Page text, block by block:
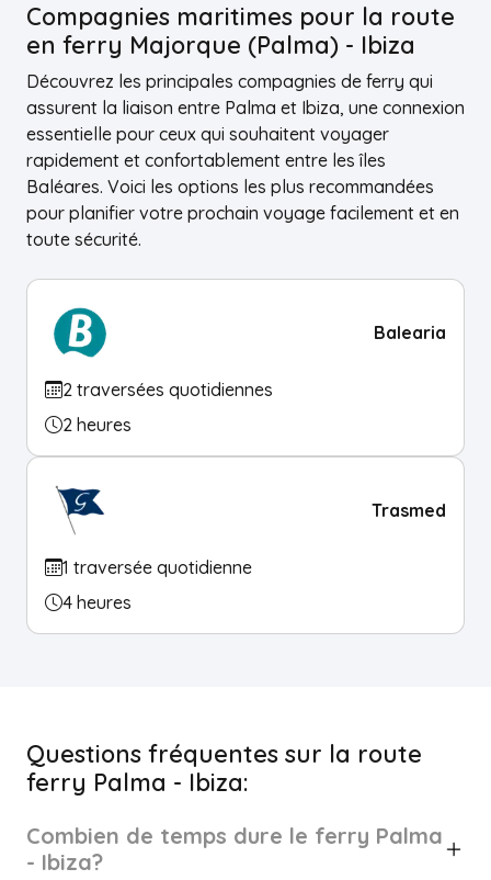
Compagnies maritimes pour la route
en ferry Majorque (Palma) - Ibiza
Découvrez les principales compagnies de ferry qui
assurent la liaison entre Palma et Ibiza, une connexion
essentielle pour ceux qui souhaitent voyager
rapidement et confortablement entre les îles
Baléares. Voici les options les plus recommandées
pour planifier votre prochain voyage facilement et en
toute sécurité.
Balearia
2 traversées quotidiennes
2 heures
Trasmed
1 traversée quotidienne
4 heures
Questions fréquentes sur la route
ferry Palma - Ibiza:
Combien de temps dure le ferry Palma
- Ibiza?